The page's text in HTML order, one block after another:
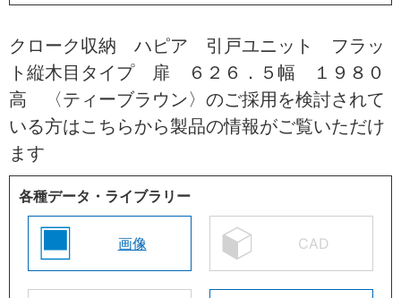
クローク収納 ハピア 引戸ユニット フラッ
ト縦木目タイプ 扉 ６２６．５幅 １９８０
高 〈ティーブラウン〉のご採用を検討されて
いる方はこちらから製品の情報がご覧いただけ
ます
各種データ・ライブラリー
画像 CAD